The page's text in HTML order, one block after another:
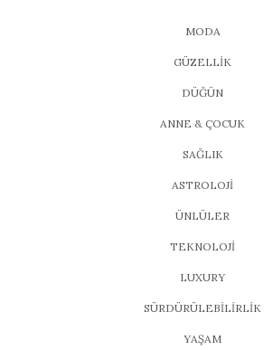
MODA
GÜZELLİK
DÜĞÜN
ANNE & ÇOCUK
SAĞLIK
ASTROLOJİ
ÜNLÜLER
TEKNOLOJİ
LUXURY
SÜRDÜRÜLEBİLİRLİK
YAŞAM